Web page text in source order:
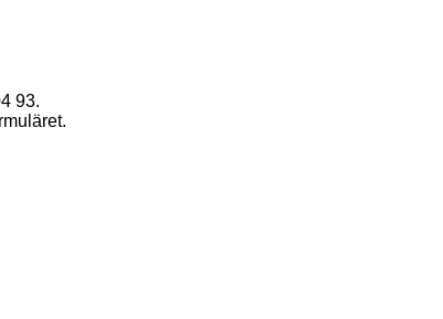
93.